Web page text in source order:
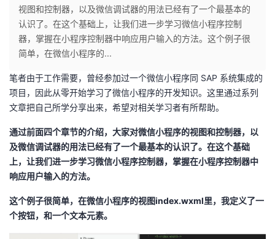
人
主
我
的
发
者
我
博
的
我
视图和控制器，以及微信调试器的用法已经有了一个最基本的
认识了。在这个基础上，让我们进一步学习微信小程序控制
器，掌握在小程序控制器中响应用户输入的方法。这个例子很
简单，在微信小程序的...
笔者由于工作需要，曾经参加过一个微信小程序同 SAP 系统集成的
项目，因此从零开始学习了微信小程序的开发知识。这里通过系列
文章把自己所学分享出来，希望对相关学习者有所帮助。
通过前面四个章节的介绍，大家对微信小程序的视图和控制器，以
及微信调试器的用法已经有了一个最基本的认识了。在这个基础
上，让我们进一步学习微信小程序控制器，掌握在小程序控制器中
响应用户输入的方法。
这个例子很简单，在微信小程序的视图index.wxml里，我定义了一
个按钮，和一个文本元素。